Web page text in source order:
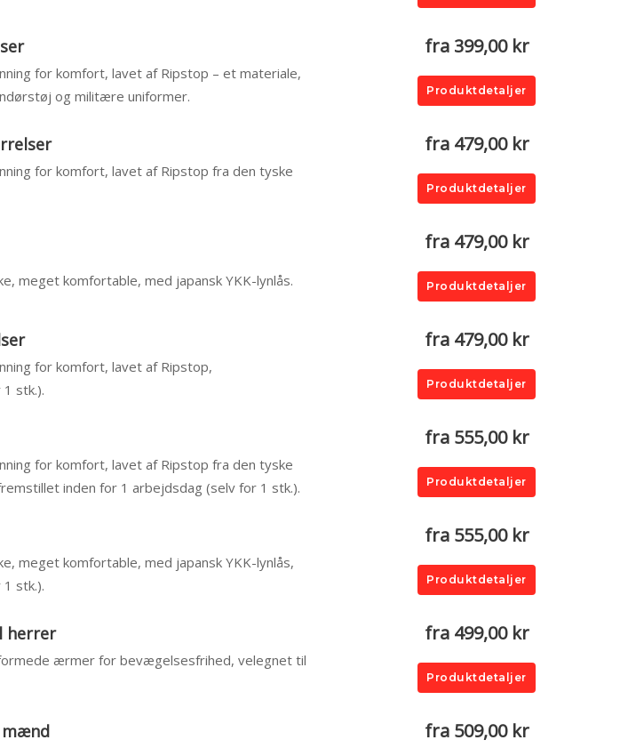
for komfort, lavet af Ripstop – et materiale,
og militære uniformer.
fra 399,00 kr
Produktdetaljer
for komfort, lavet af Ripstop fra den tyske
fra 479,00 kr
Produktdetaljer
meget komfortable, med japansk YKK-lynlås.
fra 479,00 kr
Produktdetaljer
for komfort, lavet af Ripstop,
stk.).
fra 479,00 kr
Produktdetaljer
for komfort, lavet af Ripstop fra den tyske
inden for 1 arbejdsdag (selv for 1 stk.).
fra 555,00 kr
Produktdetaljer
meget komfortable, med japansk YKK-lynlås,
stk.).
fra 555,00 kr
Produktdetaljer
herrer
ærmer for bevægelsesfrihed, velegnet til
fra 499,00 kr
Produktdetaljer
mænd fra 509,00 kr